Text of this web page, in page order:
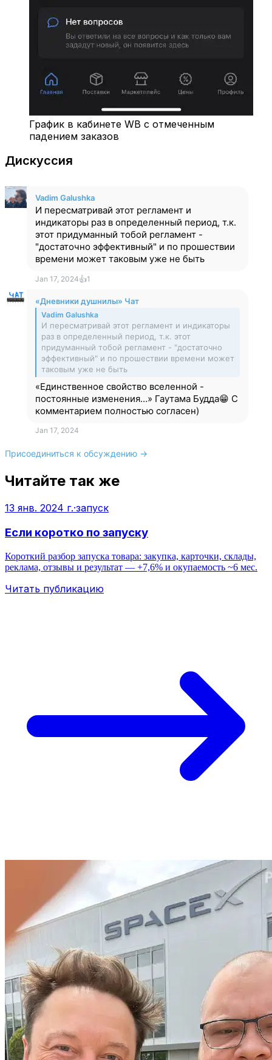
График в кабинете WB с отмеченным
падением заказов
Дискуссия
Vadim Galushka
И пересматривай этот регламент и
индикаторы раз в определенный период, т.к.
этот придуманный тобой регламент -
"достаточно эффективный" и по прошествии
времени может таковым уже не быть
Jan 17, 2024👍1
«Дневники душнилы» Чат
Vadim Galushka
И пересматривай этот регламент и индикаторы
раз в определенный период, т.к. этот
придуманный тобой регламент - "достаточно
эффективный" и по прошествии времени может
таковым уже не быть
«Единственное свойство вселенной -
постоянные изменения…» Гаутама Будда😁 С
комментарием полностью согласен)
Jan 17, 2024
Присоединиться к обсуждению →
Читайте так же
13 янв. 2024 г.·запуск
Если коротко по запуску
Короткий разбор запуска товара: закупка, карточки, склады,
реклама, отзывы и результат — +7,6% и окупаемость ~6 мес.
Читать публикацию